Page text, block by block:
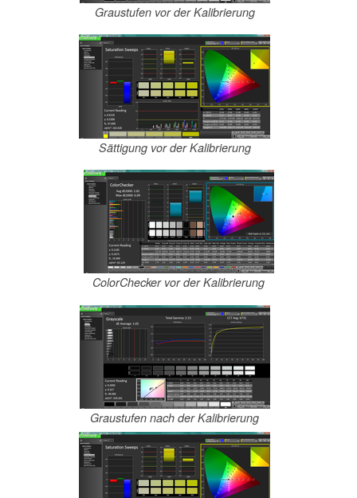
Graustufen vor der Kalibrierung
Sättigung vor der Kalibrierung
ColorChecker vor der Kalibrierung
Graustufen nach der Kalibrierung